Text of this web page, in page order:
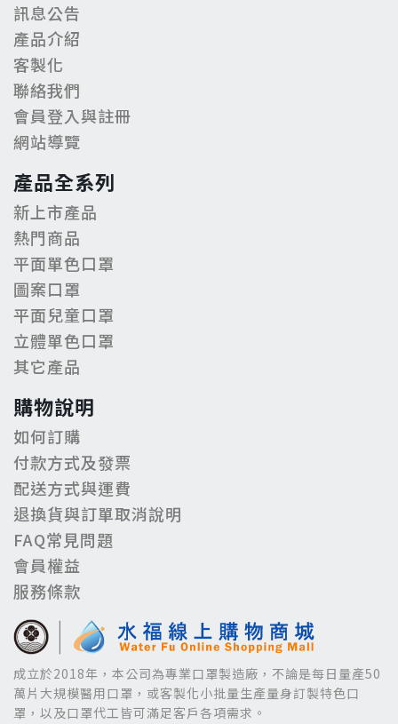
訊息公告
產品介紹
客製化
聯絡我們
會員登入與註冊
網站導覽
產品全系列
新上市產品
熱門商品
平面單色口罩
圖案口罩
平面兒童口罩
立體單色口罩
其它產品
購物說明
如何訂購
付款方式及發票
配送方式與運費
退換貨與訂單取消說明
FAQ常見問題
會員權益
服務條款
成立於2018年，本公司為專業口罩製造廠，不論是每日量產50
萬片大規模醫用口罩，或客製化小批量生產量身訂製特色口
罩，以及口罩代工皆可滿足客戶各項需求。